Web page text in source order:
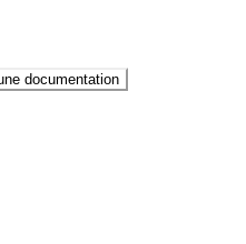
documentation